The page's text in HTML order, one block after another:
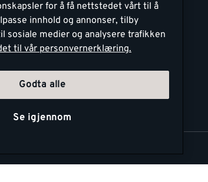
Medlemsavtaler
Montér Bedrift
for å få nettstedet vårt til å
innhold og annonser, tilby
sosiale medier og analysere trafikken
til vår personvernerklæring.
Godta alle
Se igjennom